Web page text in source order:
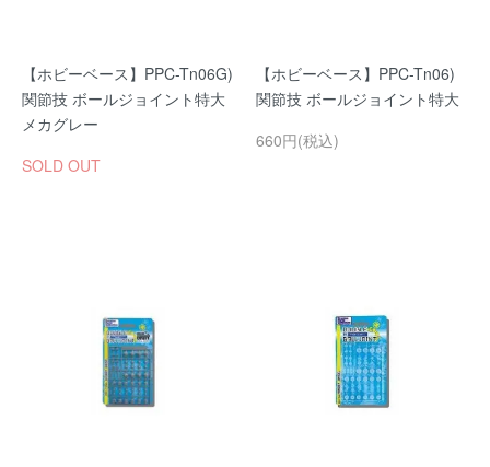
【ホビーベース】PPC-Tn06G)
関節技 ボールジョイント特大
メカグレー
SOLD OUT
【ホビーベース】PPC-Tn06)
関節技 ボールジョイント特大
660円(税込)